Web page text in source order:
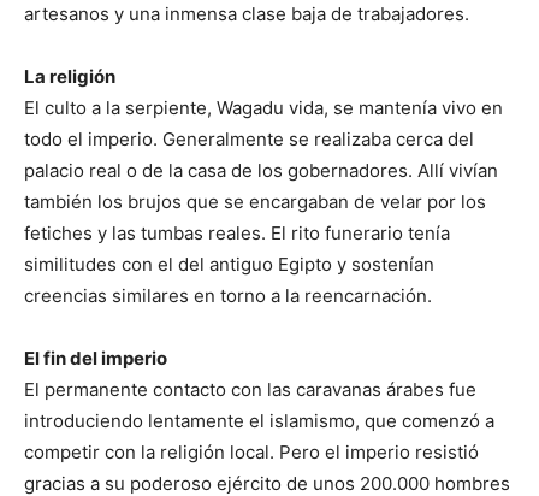
artesanos y una inmensa clase baja de trabajadores.
La religión
El culto a la serpiente, Wagadu vida, se mantenía vivo en
todo el imperio. Generalmente se realizaba cerca del
palacio real o de la casa de los gobernadores. Allí vivían
también los brujos que se encargaban de velar por los
fetiches y las tumbas reales. El rito funerario tenía
similitudes con el del antiguo Egipto y sostenían
creencias similares en torno a la reencarnación.
El fin del imperio
El permanente contacto con las caravanas árabes fue
introduciendo lentamente el islamismo, que comenzó a
competir con la religión local. Pero el imperio resistió
gracias a su poderoso ejército de unos 200.000 hombres